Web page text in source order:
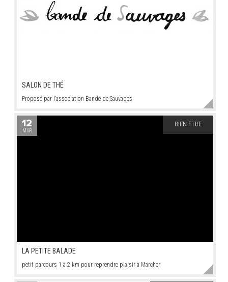
SALON DE THÉ
Proposé par l’association Bande de Sauvages
LA PETITE BALADE
petit parcours 1 à 2 km pour reprendre plaisir à Marcher
12
MAR
BIEN ETRE